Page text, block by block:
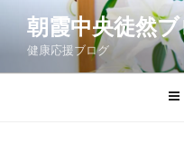
ン
朝霞中央徒然
健康応援ブログ